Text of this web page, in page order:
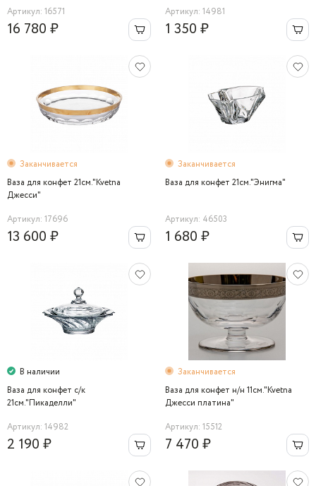
Артикул: 16571
16 780 ₽
Артикул: 14981
1 350 ₽
Заканчивается
Ваза для конфет 21см."Kvetna
Джесси"
Артикул: 17696
13 600 ₽
Заканчивается
Ваза для конфет 21см."Энигма"
Артикул: 46503
1 680 ₽
В наличии
Ваза для конфет c/к
21cм."Пикаделли"
Артикул: 14982
2 190 ₽
Заканчивается
Ваза для конфет н/н 11см."Kvetna
Джесси платина"
Артикул: 15512
7 470 ₽